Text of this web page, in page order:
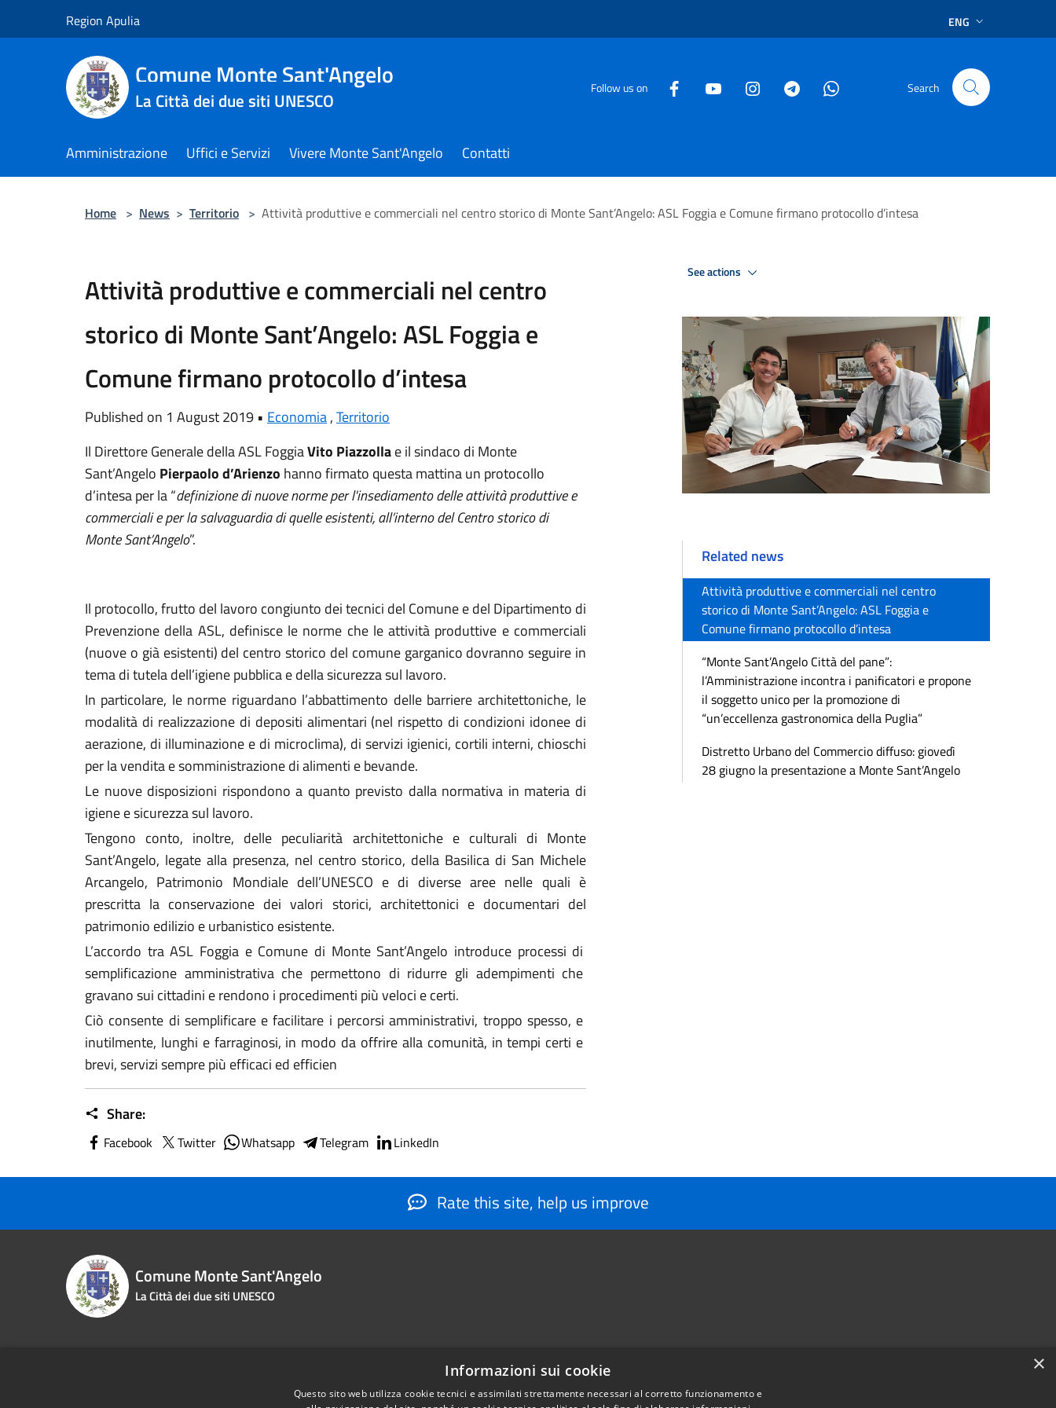
Region Apulia ENG
Comune Monte Sant'Angelo
La Città dei due siti UNESCO
Follow us on Search
Amministrazione Uffici e Servizi Vivere Monte Sant'Angelo Contatti
Home > News > Territorio > Attività produttive e commerciali nel centro storico di Monte Sant’Angelo: ASL Foggia e Comune firmano protocollo d’intesa
Attività produttive e commerciali nel centro
storico di Monte Sant’Angelo: ASL Foggia e
Comune firmano protocollo d’intesa
Published on 1 August 2019 • Economia,Territorio
Il Direttore Generale della ASL FoggiaVito Piazzollae il sindaco di Monte
Sant’Angelo Pierpaolo d’Arienzo hanno firmato questa mattina un protocollo
d’intesa per la “definizione di nuove norme per l'insediamento delle attività produttive e
commerciali e per la salvaguardia di quelle esistenti, all’interno del Centro storico di
Monte Sant’Angelo”.
Il protocollo, frutto del lavoro congiunto dei tecnici del Comune e del Dipartimento di
Prevenzione della ASL, definisce le norme che le attività produttive e commerciali
(nuove o già esistenti) del centro storico del comune garganico dovranno seguire in
tema di tutela dell’igiene pubblica e della sicurezza sul lavoro.
In particolare, le norme riguardano l’abbattimento delle barriere architettoniche, le
modalità di realizzazione di depositi alimentari (nel rispetto di condizioni idonee di
aerazione, di illuminazione e di microclima), di servizi igienici, cortili interni, chioschi
per la vendita e somministrazione di alimenti e bevande.
Le nuove disposizioni rispondono a quanto previsto dalla normativa in materia di
igiene e sicurezza sul lavoro.
Tengono conto, inoltre, delle peculiarità architettoniche e culturali di Monte
Sant’Angelo, legate alla presenza, nel centro storico, della Basilica di San Michele
Arcangelo, Patrimonio Mondiale dell’UNESCO e di diverse aree nelle quali è
prescritta la conservazione dei valori storici, architettonici e documentari del
patrimonio edilizio e urbanistico esistente.
L’accordo tra ASL Foggia e Comune di Monte Sant’Angelo introduce processi di
semplificazione amministrativa che permettono di ridurre gli adempimenti che
gravano sui cittadini e rendono i procedimenti più veloci e certi.
Ciò consente di semplificare e facilitare i percorsi amministrativi, troppo spesso, e
inutilmente, lunghi e farraginosi, in modo da offrire alla comunità, in tempi certi e
brevi, servizi sempre più efficaci ed efficien
Share:
Facebook Twitter Whatsapp Telegram LinkedIn
See actions
Related news
Attività produttive e commerciali nel centro
storico di Monte Sant’Angelo: ASL Foggia e
Comune firmano protocollo d’intesa
“Monte Sant’Angelo Città del pane”:
l’Amministrazione incontra i panificatori e propone
il soggetto unico per la promozione di
“un’eccellenza gastronomica della Puglia”
Distretto Urbano del Commercio diffuso: giovedì
28 giugno la presentazione a Monte Sant’Angelo
Rate this site, help us improve
Comune Monte Sant'Angelo
La Città dei due siti UNESCO
Phone:0884566206
×
Informazioni sui cookie
Questo sito web utilizza cookie tecnici e assimilati strettamente necessari al corretto funzionamento e